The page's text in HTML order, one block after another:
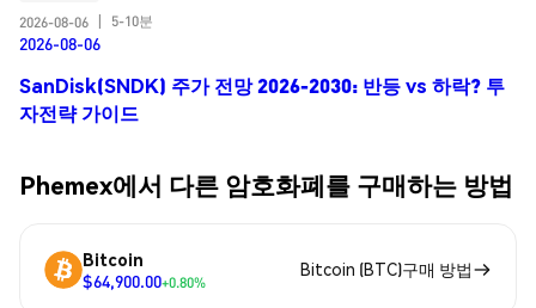
2026-08-06
5-10분
2026-08-06
SanDisk(SNDK) 주가 전망 2026-2030: 반등 vs 하락? 투
자전략 가이드
Phemex에서 다른 암호화폐를 구매하는 방법
Bitcoin
$64,900.00+0.80%
Bitcoin (BTC)구매 방법